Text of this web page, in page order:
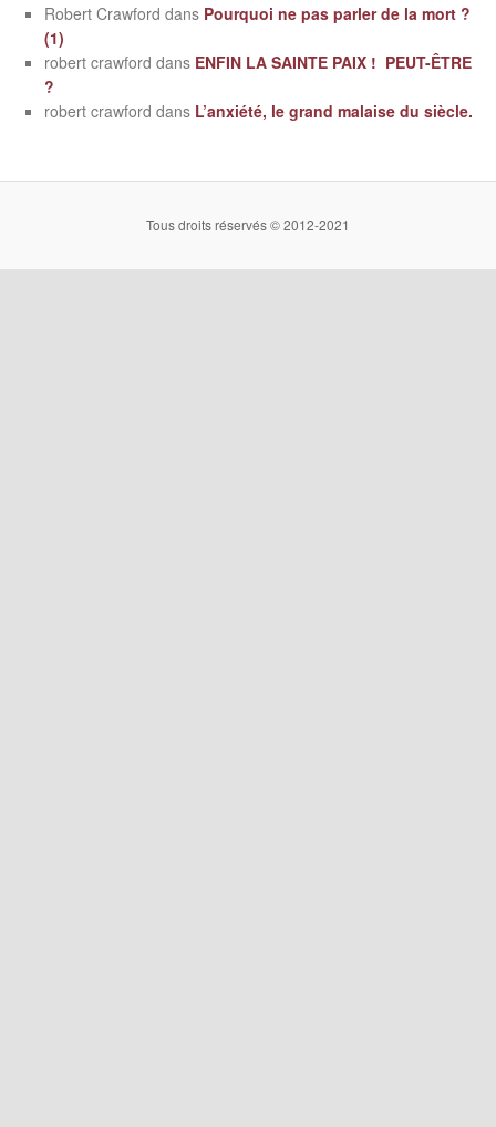
Robert Crawford dans Pourquoi ne pas parler de la mort ?
(1)
robert crawford dans ENFIN LA SAINTE PAIX ! PEUT-ÊTRE
?
robert crawford dans L’anxiété, le grand malaise du siècle.
Tous droits réservés © 2012-2021